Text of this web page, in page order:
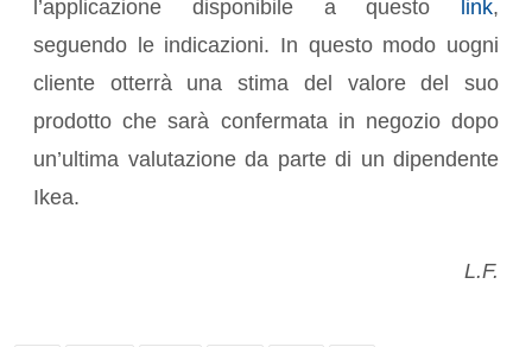
l’applicazione disponibile a questo link,
seguendo le indicazioni. In questo modo uogni
cliente otterrà una stima del valore del suo
prodotto che sarà confermata in negozio dopo
un’ultima valutazione da parte di un dipendente
Ikea.
L.F.